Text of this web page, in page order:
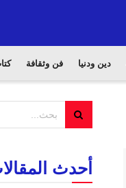
دين ودنيا فن وثقافة
أحدث